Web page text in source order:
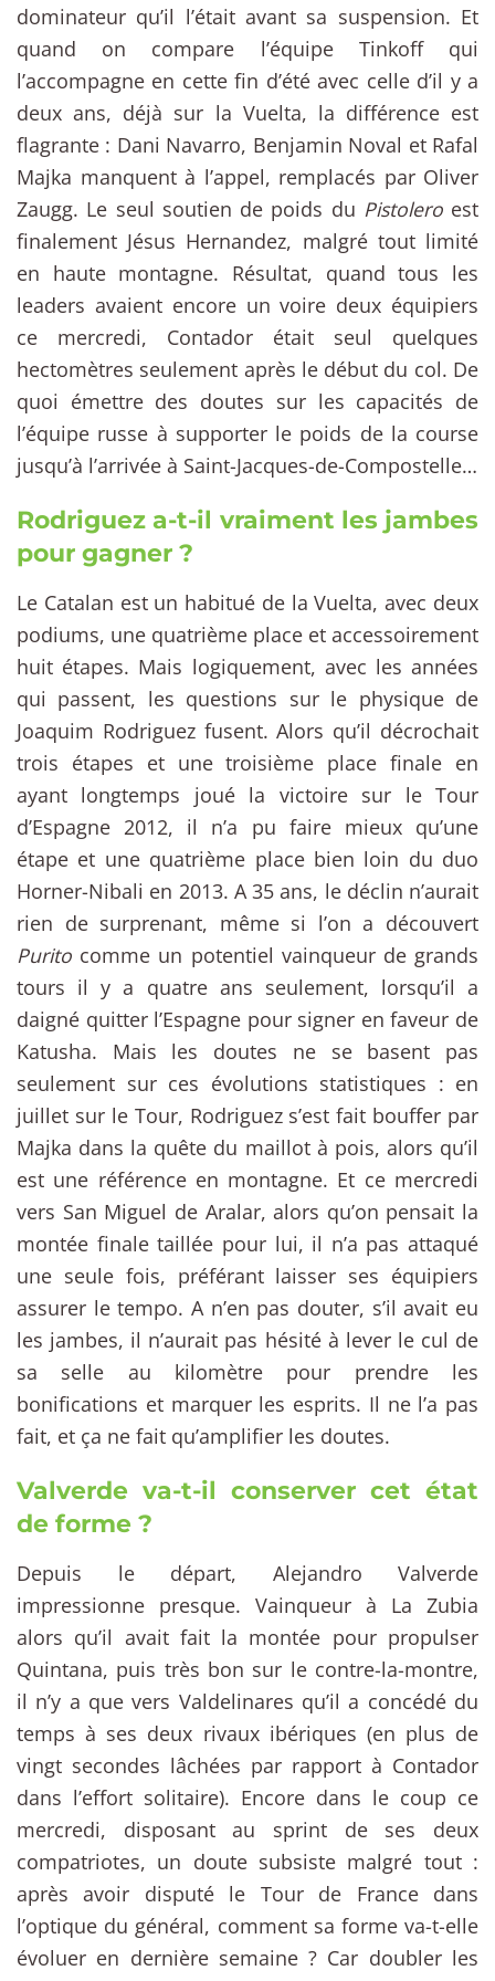
dominateur qu’il l’était avant sa suspension. Et
quand on compare l’équipe Tinkoff qui
l’accompagne en cette fin d’été avec celle d’il y a
deux ans, déjà sur la Vuelta, la différence est
flagrante : Dani Navarro, Benjamin Noval et Rafal
Majka manquent à l’appel, remplacés par Oliver
Zaugg. Le seul soutien de poids du Pistoleroest
finalement Jésus Hernandez, malgré tout limité
en haute montagne. Résultat, quand tous les
leaders avaient encore un voire deux équipiers
ce mercredi, Contador était seul quelques
hectomètres seulement après le début du col. De
quoi émettre des doutes sur les capacités de
l’équipe russe à supporter le poids de la course
jusqu’à l’arrivée à Saint-Jacques-de-Compostelle…
Rodriguez a-t-il vraiment les jambes
pour gagner ?
Le Catalan est un habitué de la Vuelta, avec deux
podiums, une quatrième place et accessoirement
huit étapes. Mais logiquement, avec les années
qui passent, les questions sur le physique de
Joaquim Rodriguez fusent. Alors qu’il décrochait
trois étapes et une troisième place finale en
ayant longtemps joué la victoire sur le Tour
d’Espagne 2012, il n’a pu faire mieux qu’une
étape et une quatrième place bien loin du duo
Horner-Nibali en 2013. A 35 ans, le déclin n’aurait
rien de surprenant, même si l’on a découvert
Purito comme un potentiel vainqueur de grands
tours il y a quatre ans seulement, lorsqu’il a
daigné quitter l’Espagne pour signer en faveur de
Katusha. Mais les doutes ne se basent pas
seulement sur ces évolutions statistiques : en
juillet sur le Tour, Rodriguez s’est fait bouffer par
Majka dans la quête du maillot à pois, alors qu’il
est une référence en montagne. Et ce mercredi
vers San Miguel de Aralar, alors qu’on pensait la
montée finale taillée pour lui, il n’a pas attaqué
une seule fois, préférant laisser ses équipiers
assurer le tempo. A n’en pas douter, s’il avait eu
les jambes, il n’aurait pas hésité à lever le cul de
sa selle au kilomètre pour prendre les
bonifications et marquer les esprits. Il ne l’a pas
fait, et ça ne fait qu’amplifier les doutes.
Valverde va-t-il conserver cet état
de forme ?
Depuis le départ, Alejandro Valverde
impressionne presque. Vainqueur à La Zubia
alors qu’il avait fait la montée pour propulser
Quintana, puis très bon sur le contre-la-montre,
il n’y a que vers Valdelinares qu’il a concédé du
temps à ses deux rivaux ibériques (en plus de
vingt secondes lâchées par rapport à Contador
dans l’effort solitaire). Encore dans le coup ce
mercredi, disposant au sprint de ses deux
compatriotes, un doute subsiste malgré tout :
après avoir disputé le Tour de France dans
l’optique du général, comment sa forme va-t-elle
évoluer en dernière semaine ? Car doubler les